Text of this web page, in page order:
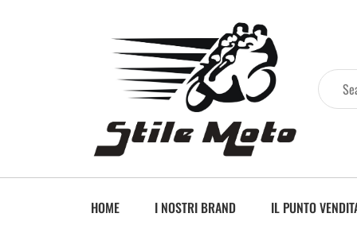
HOME I NOSTRI BRAND IL PUNTO